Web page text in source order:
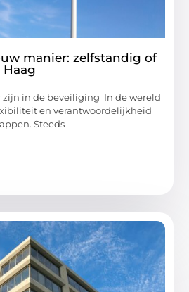
manier: zelfstandig of
zijn in de beveiliging In de wereld
en verantwoordelijkheid
Steeds